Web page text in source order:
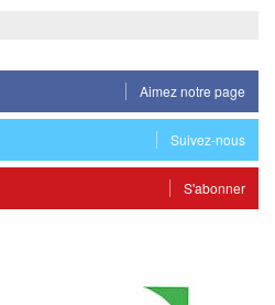
Aimez notre page
Suivez-nous
S'abonner